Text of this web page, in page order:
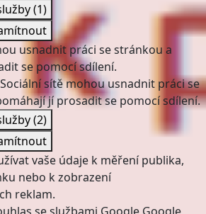
(1)
usnadnit práci se stránkou a
se pomocí sdílení.
Sociální sítě mohou usnadnit práci se
jí prosadit se pomocí sdílení.
(2)
vaše údaje k měření publika,
nebo k zobrazení
reklam.